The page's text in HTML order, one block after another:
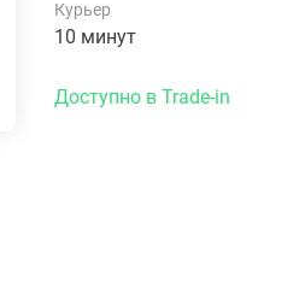
Курьер
10 минут
Доступно в Trade-in